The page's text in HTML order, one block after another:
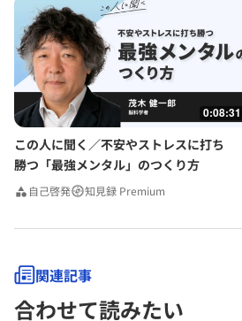
0:08:31
この人に聞く／不安やストレスに打ち
勝つ「最強メンタル」のつくり方
自己啓発 知見録 Premium
関連記事
合わせて読みたい